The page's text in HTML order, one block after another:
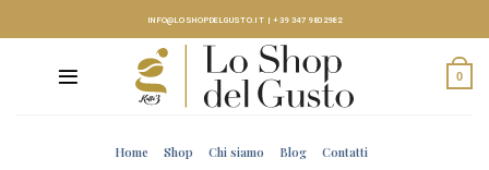
INFO@LOSHOPDELGUSTO.IT |+39 347 9802982
0
Home Shop Chi siamo Blog Contatti